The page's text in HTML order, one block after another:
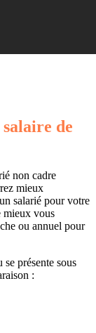
de
non cadre
mieux
salarié pour votre
mieux vous
ou annuel pour
se présente sous
: